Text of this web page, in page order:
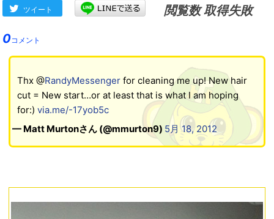
ツイート
閲覧数 取得失敗
0コメント
Thx @RandyMessengerfor cleaning me up! New hair
cut = New start…or at least that is what I am hoping
for:) via.me/-17yob5c
— Matt Murtonさん (@mmurton9) 5月 18, 2012